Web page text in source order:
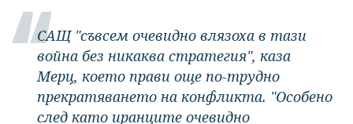
САЩ "съвсем очевидно влязоха в тази
война без никаква стратегия", каза
Мерц, което прави още по-трудно
прекратяването на конфликта. "Особено
след като иранците очевидно